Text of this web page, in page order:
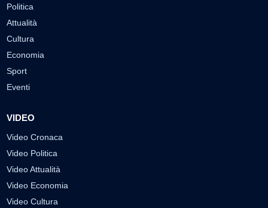
Politica
Attualità
Cultura
Economia
Sport
Eventi
VIDEO
Video Cronaca
Video Politica
Video Attualità
Video Economia
Video Cultura